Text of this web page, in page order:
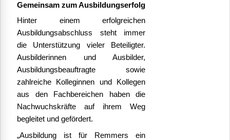
Gemeinsam zum Ausbildungserfolg
Hinter einem erfolgreichen
Ausbildungsabschluss steht immer
die Unterstützung vieler Beteiligter.
Ausbilderinnen und Ausbilder,
Ausbildungsbeauftragte sowie
zahlreiche Kolleginnen und Kollegen
aus den Fachbereichen haben die
Nachwuchskräfte auf ihrem Weg
begleitet und gefördert.
„Ausbildung ist für Remmers ein